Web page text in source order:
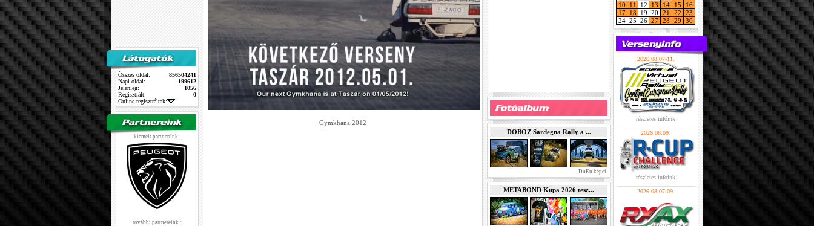
Összes oldal:
856504241
Napi oldal:
199612
Jelenleg:
1056
Regisztrált:
0
Online regisztráltak:
kiemelt partnerünk :
további partnereink :
Gymkhana 2012
DOBOZ Sardegna Rally a ...
DuEn képei
METABOND Kupa 2026 tesz...
10
11 12 13 14 15
16
17
18 19 20 21 22
23
24 25 26 27 28 29 30
2026.08.07-11.
részletes infóink
2026.08.09.
részletes infóink
2026.08.07-09.